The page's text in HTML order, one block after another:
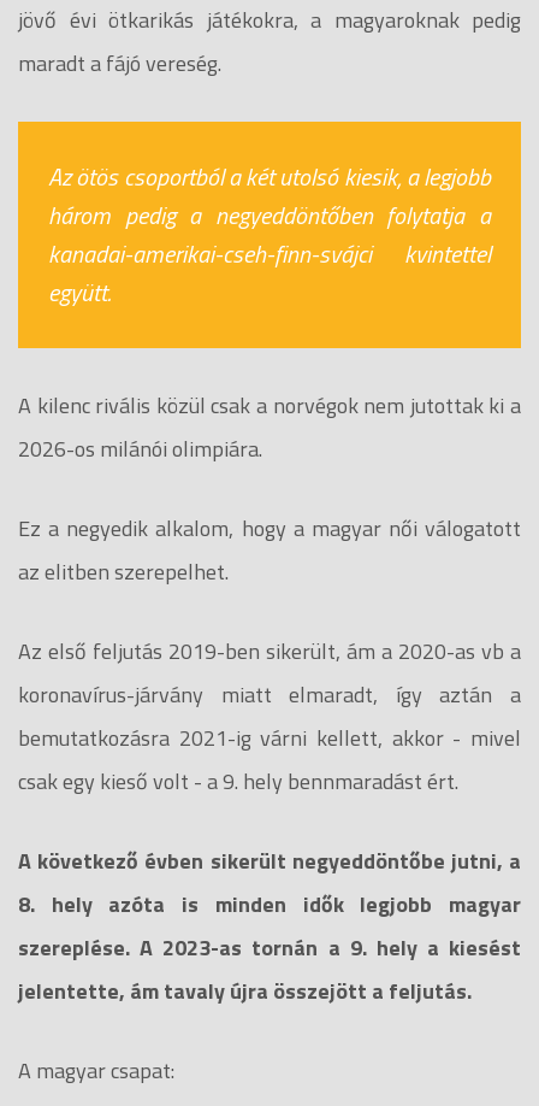
jövő évi ötkarikás játékokra, a magyaroknak pedig
maradt a fájó vereség.
Az ötös csoportból a két utolsó kiesik, a legjobb
három pedig a negyeddöntőben folytatja a
kanadai-amerikai-cseh-finn-svájci kvintettel
együtt.
A kilenc rivális közül csak a norvégok nem jutottak ki a
2026-os milánói olimpiára.
Ez a negyedik alkalom, hogy a magyar női válogatott
az elitben szerepelhet.
Az első feljutás 2019-ben sikerült, ám a 2020-as vb a
koronavírus-járvány miatt elmaradt, így aztán a
bemutatkozásra 2021-ig várni kellett, akkor - mivel
csak egy kieső volt - a 9. hely bennmaradást ért.
A következő évben sikerült negyeddöntőbe jutni, a
8. hely azóta is minden idők legjobb magyar
szereplése. A 2023-as tornán a 9. hely a kiesést
jelentette, ám tavaly újra összejött a feljutás.
A magyar csapat: